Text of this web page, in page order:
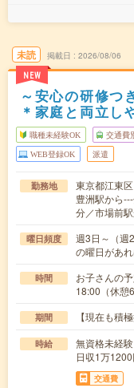
未読
NEW
掲載日 2026/08/06
～安心の研修つ
＊家庭と両立し
職種未経験OK 交通費
WEB登録OK 派遣
勤務地
東京都江東区
豊洲駅から
分／市場前
曜日頻度
週3日～（週
の曜日があ
時間
お子さんの
18:00（休
期間 【現在も積
時給
無資格未経
日収1万
交通費